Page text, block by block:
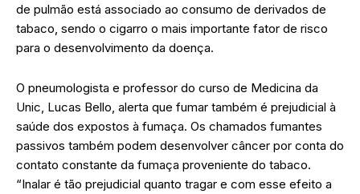
de pulmão está associado ao consumo de derivados de
tabaco, sendo o cigarro o mais importante fator de risco
para o desenvolvimento da doença.
O pneumologista e professor do curso de Medicina da
Unic, Lucas Bello, alerta que fumar também é prejudicial à
saúde dos expostos à fumaça. Os chamados fumantes
passivos também podem desenvolver câncer por conta do
contato constante da fumaça proveniente do tabaco.
“Inalar é tão prejudicial quanto tragar e com esse efeito a